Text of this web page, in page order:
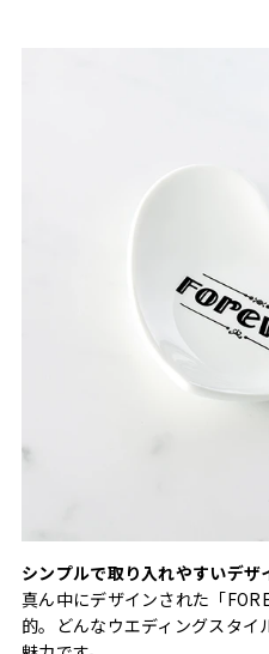
シンプルで取り入れやすいデザ
真ん中にデザインされた「
的。どんなウエディングスタ